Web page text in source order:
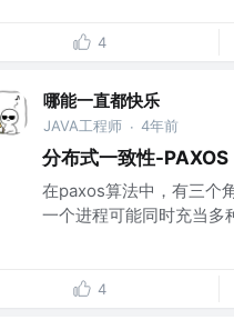
4
哪能一直都快乐
JAVA工程师 · 4年前
分布式一致性-PAXOS
在paxos算法中，有三个
一个进程可能同时充当多
4